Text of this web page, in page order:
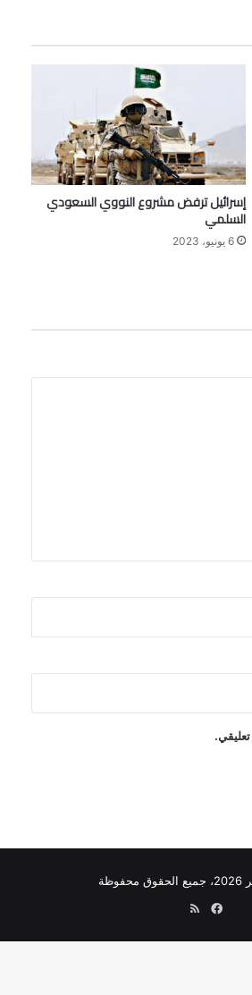
إسرائيل ترفض مشروع النووي السعودي
السلمي
6 يونيو، 2023
فيسبوكملخص